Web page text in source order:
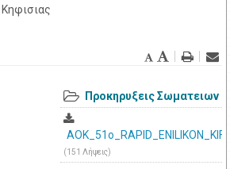
Προκηρυξεις Σωματειων
(151 Λήψεις)